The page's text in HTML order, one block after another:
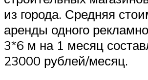
из города. Средняя
аренды одного
3*6 м на 1 месяц
23000 рублей/месяц.